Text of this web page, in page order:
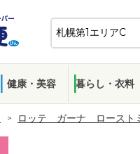
健康・美容 暮らし・衣料
ロッテ ガーナ ロースト